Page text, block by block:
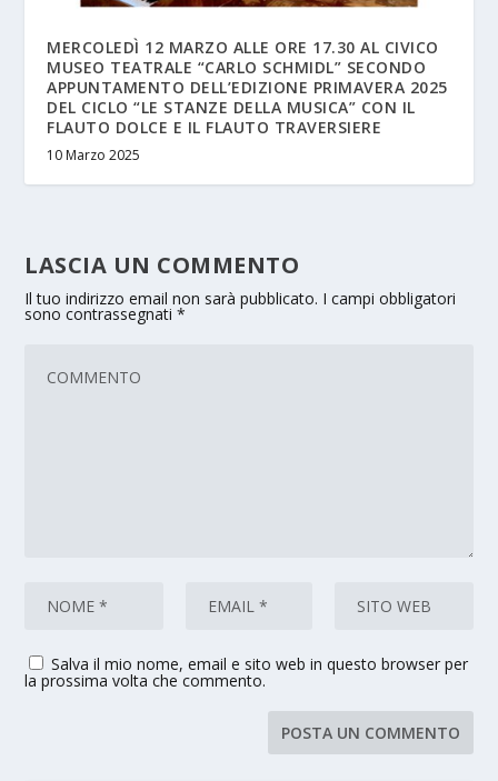
MERCOLEDÌ 12 MARZO ALLE ORE 17.30 AL CIVICO
MUSEO TEATRALE “CARLO SCHMIDL” SECONDO
APPUNTAMENTO DELL’EDIZIONE PRIMAVERA 2025
DEL CICLO “LE STANZE DELLA MUSICA” CON IL
FLAUTO DOLCE E IL FLAUTO TRAVERSIERE
10 Marzo 2025
LASCIA UN COMMENTO
Il tuo indirizzo email non sarà pubblicato. I campi obbligatori
sono contrassegnati*
Salva il mio nome, email e sito web in questo browser per
la prossima volta che commento.